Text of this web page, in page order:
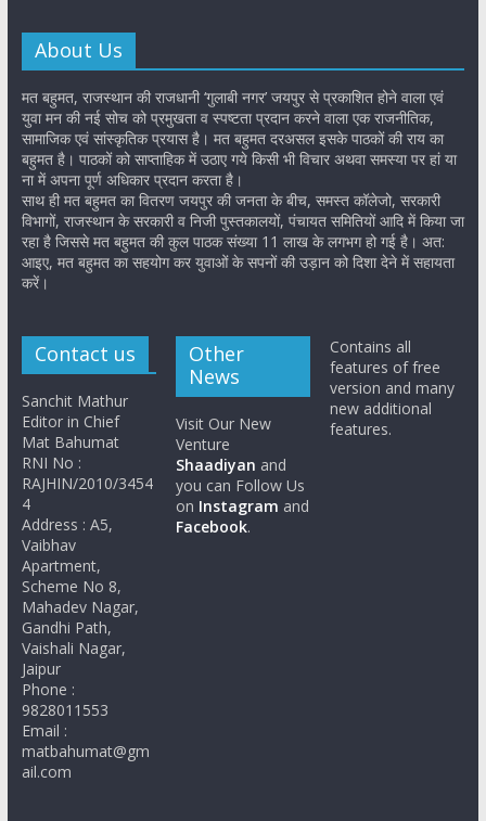
About Us
मत बहुमत, राजस्थान की राजधानी ‘गुलाबी नगर’ जयपुर से प्रकाशित होने वाला एवं
युवा मन की नई सोच को प्रमुखता व स्पष्टता प्रदान करने वाला एक राजनीतिक,
सामाजिक एवं सांस्कृतिक प्रयास है। मत बहुमत दरअसल इसके पाठकों की राय का
बहुमत है। पाठकों को साप्ताहिक में उठाए गये किसी भी विचार अथवा समस्या पर हां या
ना में अपना पूर्ण अधिकार प्रदान करता है।
साथ ही मत बहुमत का वितरण जयपुर की जनता के बीच, समस्त कॉलेजो, सरकारी
विभागों, राजस्थान के सरकारी व निजी पुस्तकालयों, पंचायत समितियों आदि में किया जा
रहा है जिससे मत बहुमत की कुल पाठक संख्या 11 लाख के लगभग हो गई है। अत:
आइए, मत बहुमत का सहयोग कर युवाओं के सपनों की उड़ान को दिशा देने में सहायता
करें।
Contact us
Sanchit Mathur
Editor in Chief
Mat Bahumat
RNI No :
RAJHIN/2010/3454
4
Address : A5,
Vaibhav
Apartment,
Scheme No 8,
Mahadev Nagar,
Gandhi Path,
Vaishali Nagar,
Jaipur
Phone :
9828011553
Email :
matbahumat@gm
ail.com
Other
News
Visit Our New
Venture
Shaadiyan and
you can Follow Us
on Instagram and
Facebook.
Contains all
features of free
version and many
new additional
features.